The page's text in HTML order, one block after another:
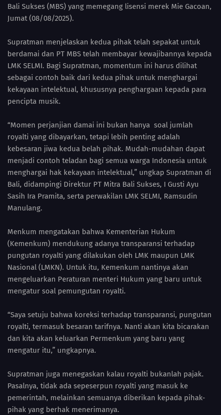
Bali Sukses (MBS) yang memegang lisensi merek Mie Gacoan,
Jumat (08/08/2025).
Supratman menjelaskan kedua pihak telah sepakat untuk
berdamai dan PT MBS telah membayar kewajibannya kepada
LMK SELMI. Bagi Supratman, momentum ini harus dilihat
sebagai contoh baik dari kedua pihak untuk menghargai
kekayaan intelektual, khususnya penghargaan kepada para
pencipta musik.
“Momen perjanjian damai ini bukan hanya soal jumlah
royalti yang dibayarkan, tetapi lebih penting adalah
kebesaran jiwa kedua belah pihak. Mudah-mudahan dapat
menjadi contoh teladan bagi semua warga Indonesia untuk
menghargai hak kekayaan intelektual,” ungkap Supratman di
Bali, didampingi Direktur PT Mitra Bali Sukses, I Gusti Ayu
Sasih Ira Pramita, serta perwakilan LMK SELMI, Ramsudin
Manulang.
Menkum mengatakan bahwa Kementerian Hukum
(Kemenkum) mendukung adanya transparansi terhadap
pungutan royalti yang dilakukan oleh LMK maupun LMK
Nasional (LMKN). Untuk itu, Kemenkum nantinya akan
mengeluarkan Peraturan menteri Hukum yang baru untuk
mengatur soal pemungutan royalti.
“Saya setuju bahwa koreksi terhadap transparansi, pungutan
royalti, termasuk besaran tarifnya. Nanti akan kita bicarakan
dan kita akan keluarkan Permenkum yang baru yang
mengatur itu,” ungkapnya.
Supratman juga menegaskan kalau royalti bukanlah pajak.
Pasalnya, tidak ada sepeserpun royalti yang masuk ke
pemerintah, melainkan semuanya diberikan kepada pihak-
pihak yang berhak menerimanya.